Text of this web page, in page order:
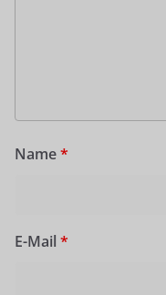
Name*
E-Mail *